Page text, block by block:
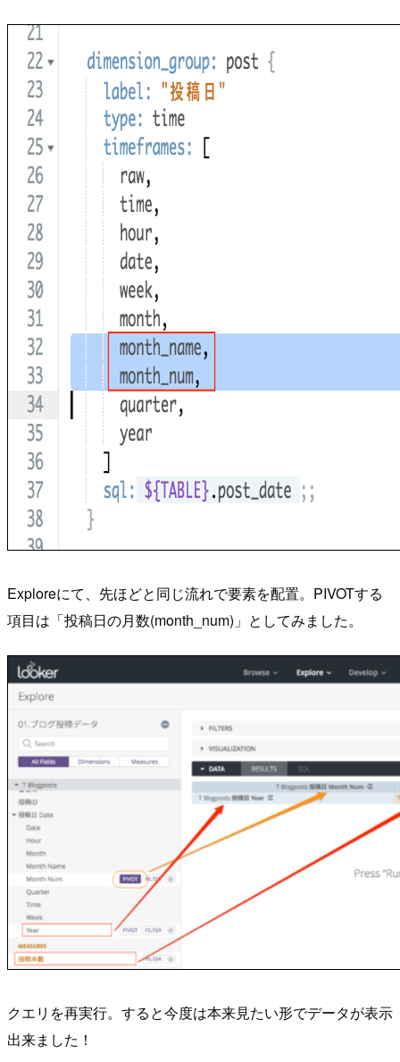
Exploreにて、先ほどと同じ流れで要素を配置。PIVOTする
項目は「投稿日の月数(month_num)」としてみました。
クエリを再実行。すると今度は本来見たい形でデータが表示
出来ました！